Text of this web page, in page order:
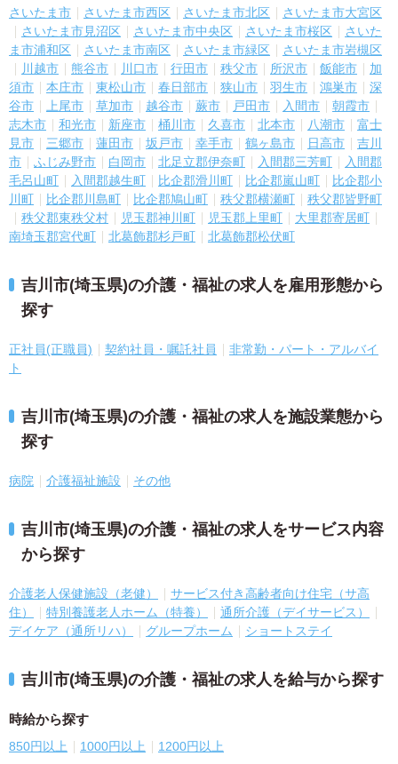
さいたま市 さいたま市西区 さいたま市北区
さいたま市大宮区
さいたま市見沼区
さいたま市中央区 さいたま市桜区
さいた
ま市浦和区
さいたま市南区 さいたま市緑区
さいたま市岩槻区
川越市
熊谷市 川口市 行田市 秩父市 所沢市 飯能市
加
須市
本庄市 東松山市 春日部市 狭山市 羽生市 鴻巣市
深
谷市
上尾市 草加市 越谷市 蕨市 戸田市 入間市
朝霞市
志木市
和光市 新座市 桶川市 久喜市 北本市 八潮市
富士
見市
三郷市 蓮田市 坂戸市 幸手市 鶴ヶ島市 日高市
吉川
市
ふじみ野市 白岡市 北足立郡伊奈町 入間郡三芳町
入間郡
毛呂山町
入間郡越生町 比企郡滑川町 比企郡嵐山町
比企郡小
川町
比企郡川島町 比企郡鳩山町 秩父郡横瀬町
秩父郡皆野町
秩父郡東秩父村
児玉郡神川町 児玉郡上里町
大里郡寄居町
南埼玉郡宮代町
北葛飾郡杉戸町 北葛飾郡松伏町
吉川市(埼玉県)の介護・福祉の求人を雇用形態から
探す
正社員(正職員) 契約社員・嘱託社員
非常勤・パート・アルバイ
ト
吉川市(埼玉県)の介護・福祉の求人を施設業態から
探す
病院 介護福祉施設 その他
吉川市(埼玉県)の介護・福祉の求人をサービス内容
から探す
介護老人保健施設（老健）
サービス付き高齢者向け住宅（サ高
住）
特別養護老人ホーム（特養）
通所介護（デイサービス）
デイケア（通所リハ）
グループホーム ショートステイ
吉川市(埼玉県)の介護・福祉の求人を給与から探す
時給から探す
850円以上 1000円以上 1200円以上